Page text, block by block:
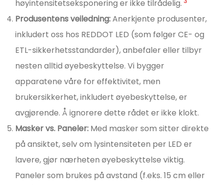
høyintensitetseksponering er ikke tilrådelig.
Produsentens veiledning:Anerkjente produsenter,
inkludert oss hos REDDOT LED (som følger CE- og
ETL-sikkerhetsstandarder), anbefaler eller tilbyr
nesten alltid øyebeskyttelse. Vi bygger
apparatene våre for effektivitet, men
brukersikkerhet, inkludert øyebeskyttelse, er
avgjørende. Å ignorere dette rådet er ikke klokt.
Masker vs. Paneler: Med masker som sitter direkte
på ansiktet, selv om lysintensiteten per LED er
lavere, gjør nærheten øyebeskyttelse viktig.
Paneler som brukes på avstand (f.eks. 15 cm eller